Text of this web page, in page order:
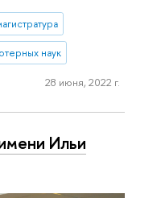
наук
28 июня, 2022 г.
Ильи